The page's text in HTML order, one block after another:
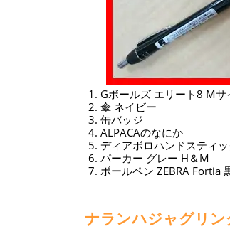
Gボールズ エリート8 Mサ
傘 ネイビー
缶バッジ
ALPACAのなにか
ディアボロハンドスティ
パーカー グレー H＆M
ボールペン ZEBRA Fortia
ナランハジャグリ